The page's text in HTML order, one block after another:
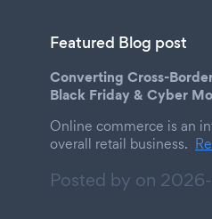
Featured Blog post
Converting Cross-
Black Friday & Cyber
Online commerce is an
overall retail business.
Posted by on